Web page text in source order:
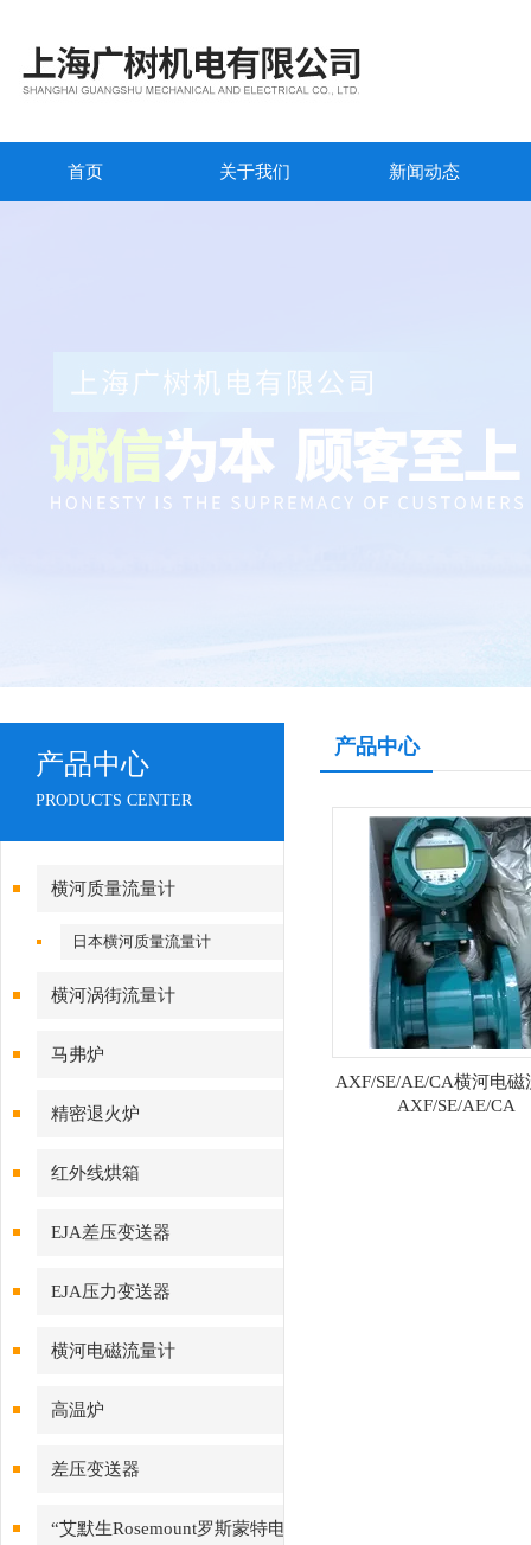
首页 关于我们 新闻动态
产品中心
PRODUCTS CENTER
横河质量流量计
日本横河质量流量计
横河涡街流量计
马弗炉
精密退火炉
红外线烘箱
EJA差压变送器
EJA压力变送器
横河电磁流量计
高温炉
差压变送器
“艾默生Rosemount罗斯蒙特电
产品中心
AXF/SE/AE/CA横河电磁
AXF/SE/AE/CA